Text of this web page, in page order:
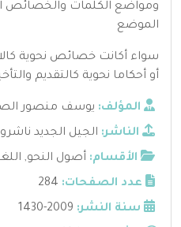
ومواضع الكلمات والخصائص
الموضع
سواء أكانت خصائص نحوية
أو أحكاما نحوية كالتقديم
المؤلف: يوسف منصور
الناشر: الجيل الجديد
الأقسام: أصول النحو,
عدد الصفحات: 284
سنة النشر: 2009-1430